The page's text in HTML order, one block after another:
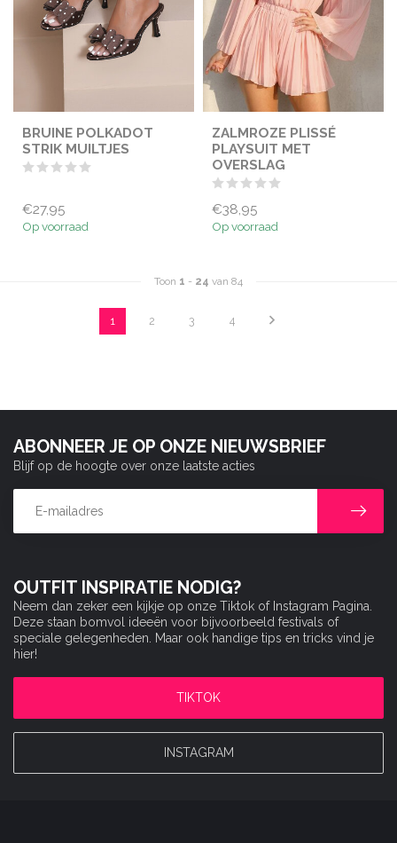
BRUINE POLKADOT
STRIK MUILTJES
€27,95
Op voorraad
ZALMROZE PLISSÉ
PLAYSUIT MET
OVERSLAG
€38,95
Op voorraad
Toon 1 - 24 van 84
1 2 3 4
OUTFIT INSPIRATIE NODIG?
Neem dan zeker een kijkje op onze Tiktok of Instagram Pagina.
Deze staan bomvol ideeën voor bijvoorbeeld festivals of
speciale gelegenheden. Maar ook handige tips en tricks vind je
hier!
TIKTOK
INSTAGRAM
ABONNEER JE OP ONZE NIEUWSBRIEF
Blijf op de hoogte over onze laatste acties